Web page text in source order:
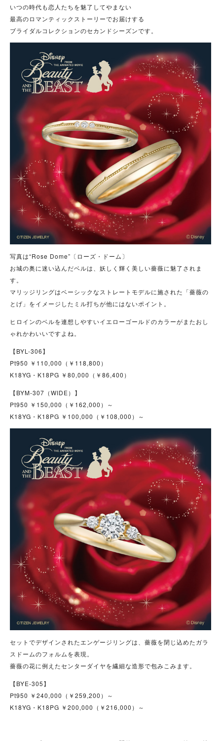
いつの時代も恋人たちを魅了してやまない
最高のロマンティックストーリーでお届けする
ブライダルコレクションのセカンドシーズンです。
写真は“Rose Dome”〔ローズ・ドーム〕
お城の奥に迷い込んだベルは、妖しく輝く美しい薔薇に魅了されま
す。
マリッジリングはベーシックなストレートモデルに施された「薔薇の
とげ」をイメージしたミル打ちが他にはないポイント。
ヒロインのベルを連想しやすいイエローゴールドのカラーがまたおし
ゃれかわいいですよね。
【BYL-306】
Pt950 ￥110,000（￥118,800）
K18YG・K18PG ￥80,000（￥86,400）
【BYM-307（WIDE）】
Pt950 ￥150,000（￥162,000）～
K18YG・K18PG ￥100,000（￥108,000）～
セットでデザインされたエンゲージリングは、薔薇を閉じ込めたガラ
スドームのフォルムを表現。
薔薇の花に例えたセンターダイヤを繊細な造形で包みこみます。
【BYE-305】
Pt950 ￥240,000（￥259,200）～
K18YG・K18PG ￥200,000（￥216,000）～